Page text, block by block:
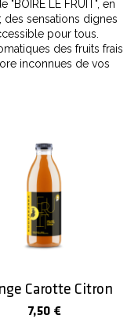
LE FRUIT", en
des sensations dignes
pour tous.
des fruits frais
inconnues de vos
Carotte Citron
7,50 €